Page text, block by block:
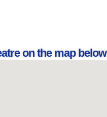
on the map below